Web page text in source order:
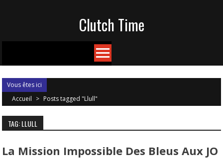
Clutch Time
Vous êtes ici
Accueil > Posts tagged "Llull"
TAG: LLULL
La Mission Impossible Des Bleus Aux JO